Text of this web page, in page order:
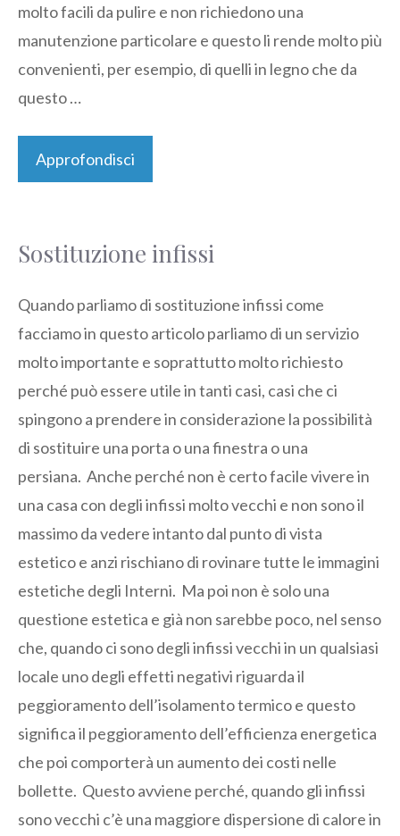
molto facili da pulire e non richiedono una
manutenzione particolare e questo li rende molto più
convenienti, per esempio, di quelli in legno che da
questo …
Approfondisci
Sostituzione infissi
Quando parliamo di sostituzione infissi come
facciamo in questo articolo parliamo di un servizio
molto importante e soprattutto molto richiesto
perché può essere utile in tanti casi, casi che ci
spingono a prendere in considerazione la possibilità
di sostituire una porta o una finestra o una
persiana. Anche perché non è certo facile vivere in
una casa con degli infissi molto vecchi e non sono il
massimo da vedere intanto dal punto di vista
estetico e anzi rischiano di rovinare tutte le immagini
estetiche degli Interni. Ma poi non è solo una
questione estetica e già non sarebbe poco, nel senso
che, quando ci sono degli infissi vecchi in un qualsiasi
locale uno degli effetti negativi riguarda il
peggioramento dell’isolamento termico e questo
significa il peggioramento dell’efficienza energetica
che poi comporterà un aumento dei costi nelle
bollette. Questo avviene perché, quando gli infissi
sono vecchi c’è una maggiore dispersione di calore in